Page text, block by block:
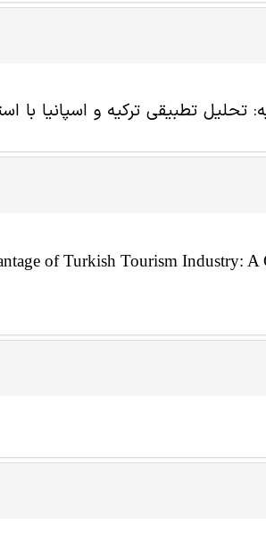
تطبیقی ترکیه و اسپانیا با
of Turkish Tourism Industry: